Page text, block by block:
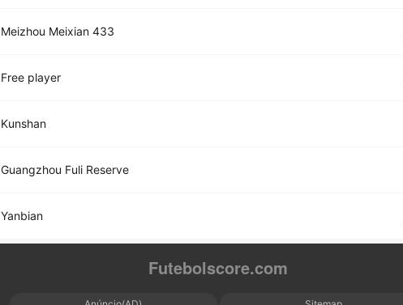
Meizhou Meixian 433
Free player
Kunshan
Guangzhou Fuli Reserve
Yanbian
Futebolscore.com